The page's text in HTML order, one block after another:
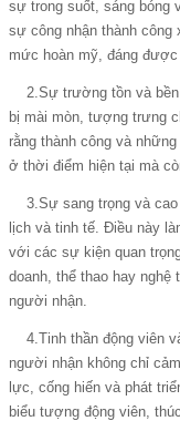
sự trong suốt, sáng bóng
sự công nhận thành công
mức hoàn mỹ, đáng được
2.Sự trường tồn và
bị mài mòn, tượng trưng
rằng thành công và
ở thời điểm hiện tại mà
3.Sự sang trọng và
lịch và tinh tế. Điều này
với các sự kiện quan
doanh, thể thao hay
người nhận.
4.Tinh thần động viên
người nhận không chỉ
lực, cống hiến và phát
biểu tượng động viên,